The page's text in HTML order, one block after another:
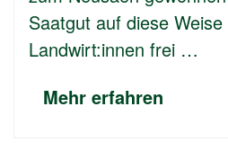
Saatgut auf diese
Landwirt:innen frei …
Mehr erfahren